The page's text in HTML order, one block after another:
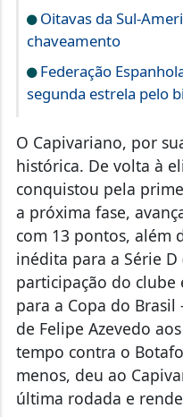
Oitavas da Sul-
chaveamento
Federação
segunda estrela pelo
O Capivariano, por
histórica. De volta à
conquistou pela
a próxima fase,
com 13 pontos, além
inédita para a Série
participação do clube
para a Copa do Brasil
de Felipe Azevedo
tempo contra o
menos, deu ao
última rodada e